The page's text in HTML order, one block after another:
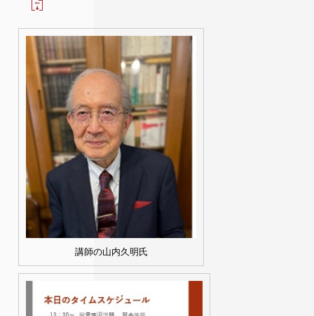
講師の山内久明氏